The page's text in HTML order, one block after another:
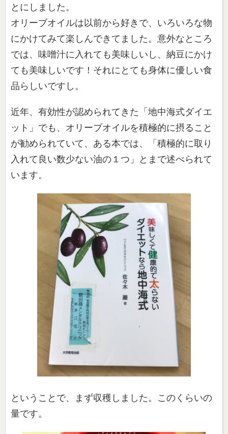
とにしました。
オリーブオイルは以前から好きで、いろいろな物
にかけてみて楽し んできてました。意外なところ
では、 味噌汁に入れても美味しいし、納豆にかけ
ても美味しいです！それにとても身体に優しい食
品らしいですし。
近年、有効性が認められてきた「地中海式ダイエ
ット」でも、オリ ーブオイルを積極的に摂ること
が勧められていて、ある本では、「 積極的に取り
入れて良い数少ない油の１つ」とまで述べられて
いま す。
ということで、まず収穫しました。このくらいの
量です。